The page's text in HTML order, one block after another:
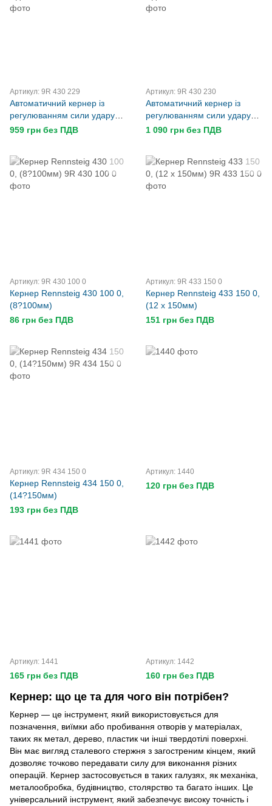
Артикул: 9R 430 229
Автоматичний кернер із
регулюванням сили удару
від 20N-50N
959 грн без ПДВ
Артикул: 9R 430 230
Автоматичний кернер із
регулюванням сили удару
від 60N-130N
1 090 грн без ПДВ
Артикул: 9R 430 100 0
Кернер Rennsteig 430 100 0,
(8?100мм)
86 грн без ПДВ
Артикул: 9R 433 150 0
Кернер Rennsteig 433 150 0,
(12 х 150мм)
151 грн без ПДВ
Артикул: 9R 434 150 0
Кернер Rennsteig 434 150 0,
(14?150мм)
193 грн без ПДВ
Артикул: 1440
120 грн без ПДВ
Артикул: 1441
165 грн без ПДВ
Артикул: 1442
160 грн без ПДВ
Кернер: що це та для чого він потрібен?
Кернер — це інструмент, який використовується для
позначення, виїмки або пробивання отворів у матеріалах,
таких як метал, дерево, пластик чи інші твердотілі поверхні.
Він має вигляд сталевого стержня з загостреним кінцем, який
дозволяє точково передавати силу для виконання різних
операцій. Кернер застосовується в таких галузях, як механіка,
металообробка, будівництво, столярство та багато інших. Це
універсальний інструмент, який забезпечує високу точність і